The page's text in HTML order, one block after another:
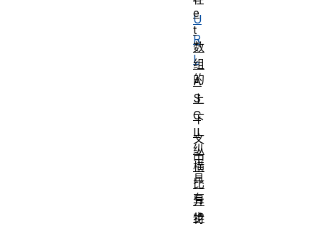
U
R
L
的
上
下
文
中
具
有
特
e
t
数
组
A
S
C
II
纵
横
比
异
步